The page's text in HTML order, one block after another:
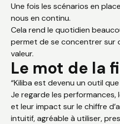
Une fois les scénarios en
nous en continu.
Cela rend le quotidien
permet de se concentrer sur
valeur.
Le mot de la
“Kiliba est devenu un outil
Je regarde les
et leur impact sur le chiffre
intuitif, agréable à utiliser,